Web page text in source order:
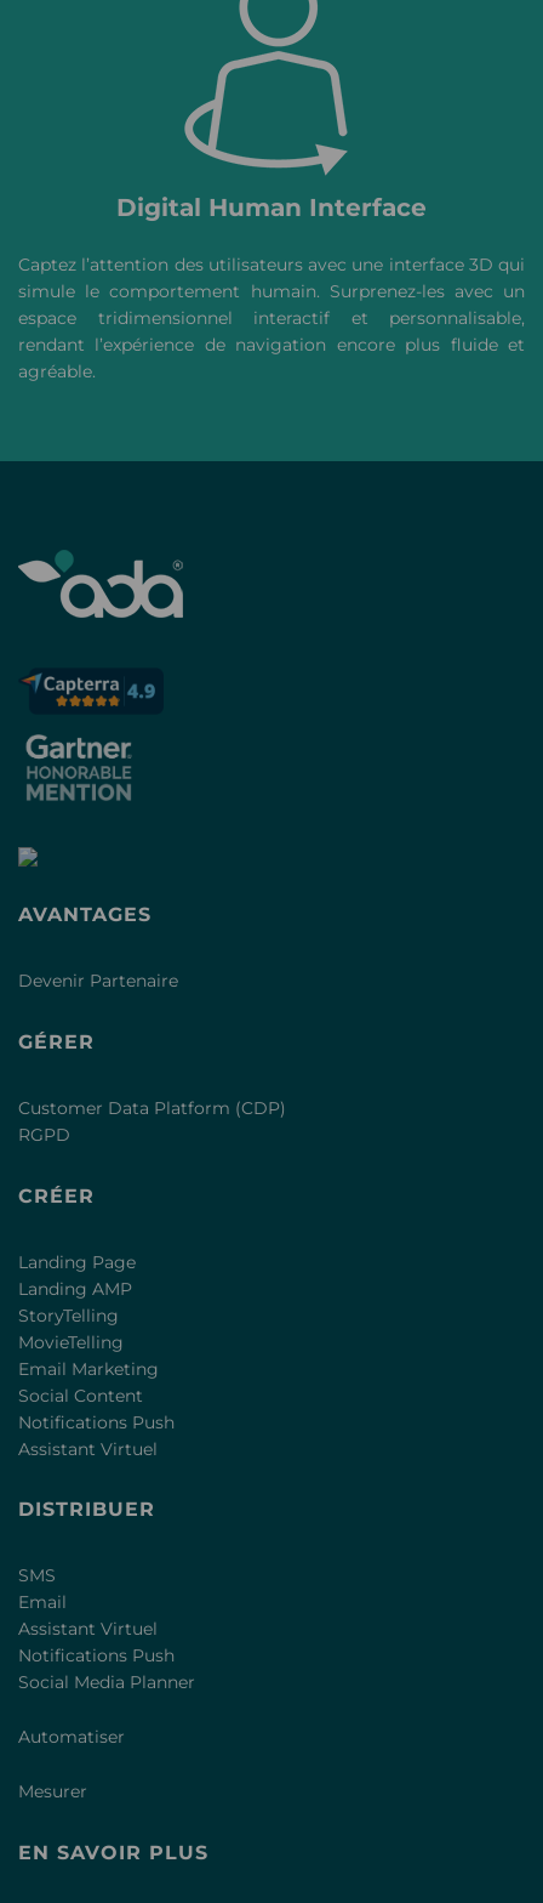
Digital Human Interface
Captez l’attention des utilisateurs avec une interface 3D qui
simule le comportement humain. Surprenez-les avec un
espace tridimensionnel interactif et personnalisable,
rendant l’expérience de navigation encore plus fluide et
agréable.
AVANTAGES
Devenir Partenaire
GÉRER
Customer Data Platform (CDP)
RGPD
CRÉER
Landing Page
Landing AMP
StoryTelling
MovieTelling
Email Marketing
Social Content
Notifications Push
Assistant Virtuel
DISTRIBUER
SMS
Email
Assistant Virtuel
Notifications Push
Social Media Planner
Automatiser
Mesurer
EN SAVOIR PLUS